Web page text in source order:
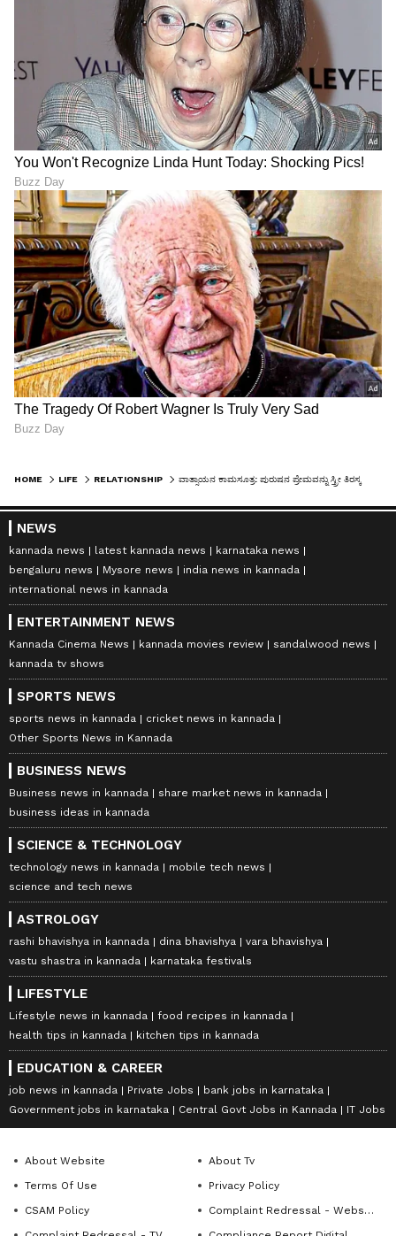
HOME LIFE RELATIONSHIP
NEWS
kannada news latest kannada news
karnataka news
bengaluru news
Mysore news
india news in kannada
international news in kannada
ENTERTAINMENT NEWS
Kannada Cinema News kannada movies review
sandalwood news
kannada tv shows
SPORTS NEWS
sports news in kannada
cricket news in kannada
Other Sports News in Kannada
BUSINESS NEWS
Business news in kannada
share market news in kannada
business ideas in kannada
SCIENCE & TECHNOLOGY
technology news in kannada
mobile tech news
science and tech news
ASTROLOGY
rashi bhavishya in kannada dina bhavishya
vara bhavishya
vastu shastra in kannada
karnataka festivals
LIFESTYLE
Lifestyle news in kannada
food recipes in kannada
health tips in kannada
kitchen tips in kannada
EDUCATION & CAREER
job news in kannada Private Jobs
bank jobs in karnataka
Government jobs in karnataka
Central Govt Jobs in Kannada IT Jobs
About Website
About Tv
Terms Of Use
Privacy Policy
CSAM Policy
Complaint Redressal - Website